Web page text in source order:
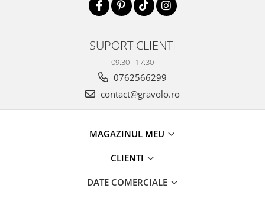
SUPORT CLIENTI
09:30 - 17:30
0762566299
contact@gravolo.ro
MAGAZINUL MEU
CLIENTI
DATE COMERCIALE